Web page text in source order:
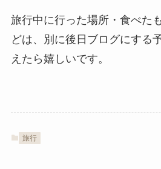
旅行中に行った場所・食べた
どは、別に後日ブログにする
えたら嬉しいです。
旅行